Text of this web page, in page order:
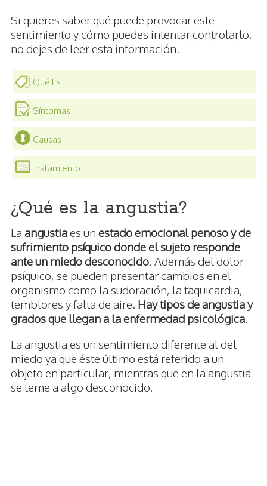
Si quieres saber qué puede provocar este
sentimiento y cómo puedes intentar controlarlo,
no dejes de leer esta información.
Qué Es
Síntomas
Causas
Tratamiento
¿Qué es la angustia?
La angustiaes un estado emocional penoso y de
sufrimiento psíquico donde el sujeto responde
ante un miedo desconocido . Además del dolor
psíquico, se pueden presentar cambios en el
organismo como la sudoración, la taquicardia,
temblores y falta de aire. Hay tipos de angustia y
grados que llegan a la enfermedad psicológica
La angustia es un sentimiento diferente al del
miedo ya que éste último está referido a un
objeto en particular, mientras que en la angustia
se teme a algo desconocido.